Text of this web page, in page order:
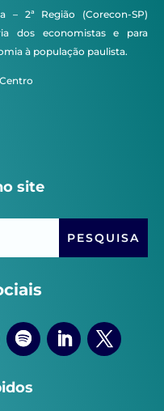
– 2ª Região (Corecon-SP)
dos economistas e para
à população paulista.
site